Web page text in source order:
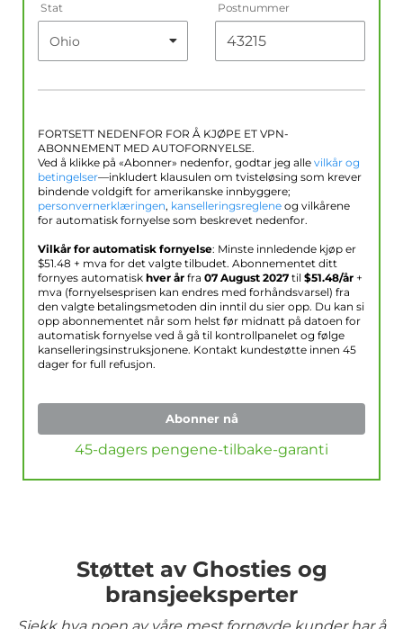
Stat Postnummer
FORTSETT NEDENFOR FOR Å KJØPE ET VPN-
ABONNEMENT MED AUTOFORNYELSE.
Ved å klikke på «Abonner» nedenfor, godtar jeg alle vilkår og
betingelser—inkludert klausulen om tvisteløsing som krever
bindende voldgift for amerikanske innbyggere;
personvernerklæringen, kanselleringsreglene og vilkårene
for automatisk fornyelse som beskrevet nedenfor.
Vilkår for automatisk fornyelse: Minste innledende kjøp er
$51.48 + mva for det valgte tilbudet. Abonnementet ditt
fornyes automatisk hver år fra 07 August 2027 til $51.48/år +
mva (fornyelsesprisen kan endres med forhåndsvarsel) fra
den valgte betalingsmetoden din inntil du sier opp. Du kan si
opp abonnementet når som helst før midnatt på datoen for
automatisk fornyelse ved å gå til kontrollpanelet og følge
kanselleringsinstruksjonene. Kontakt kundestøtte innen 45
dager for full refusjon.
Abonner nå
45-dagers pengene-tilbake-garanti
Støttet av Ghosties og
bransjeeksperter